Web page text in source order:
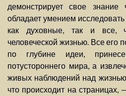
демонстрирует свое знание
обладает умением
как духовные, так и все,
человеческой жизнью. Все его
по глубине идеи,
потустороннего мира, а
живых наблюдений над
что происходит на страницах,